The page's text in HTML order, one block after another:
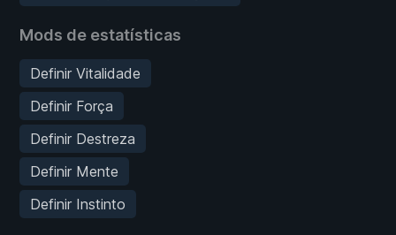
Mods de estatísticas
Definir Vitalidade
Definir Força
Definir Destreza
Definir Mente
Definir Instinto